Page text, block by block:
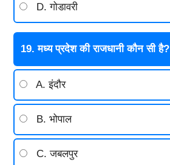
D. गोडावरी
19. मध्य प्रदेश की राजधानी कौन सी है?
A. इंदौर
B. भोपाल
C. जबलपुर